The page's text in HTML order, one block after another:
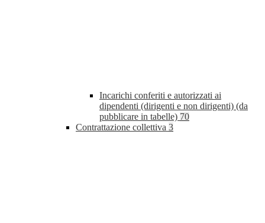
Incarichi conferiti e autorizzati ai
dipendenti (dirigenti e non dirigenti) (da
pubblicare in tabelle) 70
Contrattazione collettiva 3